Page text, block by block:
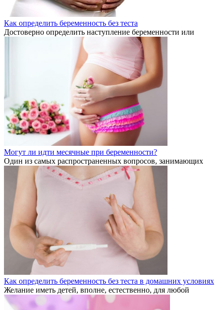
Как определить беременность без теста
Достоверно определить наступление беременности или
Могут ли идти месячные при беременности?
Один из самых распространенных вопросов, занимающих
Как определить беременность без теста в домашних условиях
Желание иметь детей, вполне, естественно, для любой